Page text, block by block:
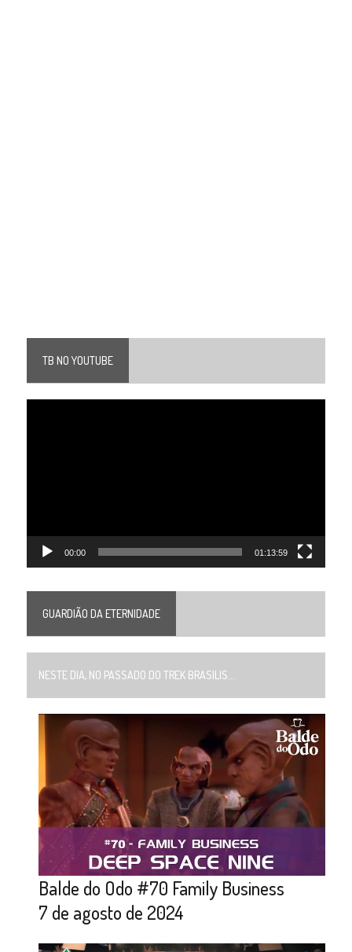
TB NO YOUTUBE
00:00 01:13:59
GUARDIÃO DA ETERNIDADE
NESTE DIA, NO PASSADO DO TREK BRASILIS...
Balde do Odo #70 Family Business
7 de agosto de 2024